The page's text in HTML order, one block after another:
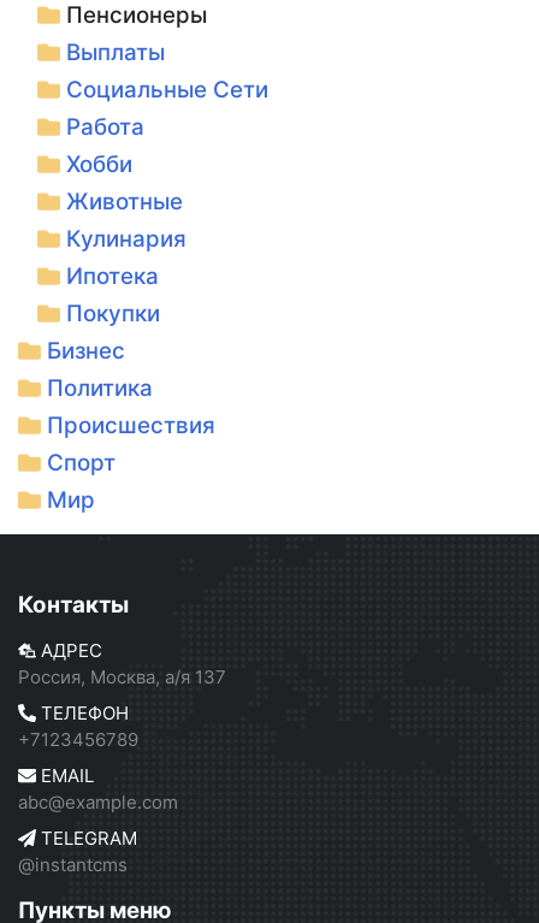
Пенсионеры
Выплаты
Социальные Сети
Работа
Хобби
Животные
Кулинария
Ипотека
Покупки
Бизнес
Политика
Происшествия
Спорт
Мир
Контакты
АДРЕС
Россия, Москва, а/я 137
ТЕЛЕФОН
+7123456789
EMAIL
abc@example.com
TELEGRAM
@instantcms
Пункты меню